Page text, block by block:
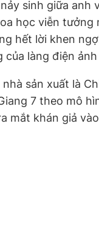
sinh giữa anh
học viễn tưởng
hết lời khen
làng điện ảnh
sản xuất là
7 theo mô
mắt khán giả